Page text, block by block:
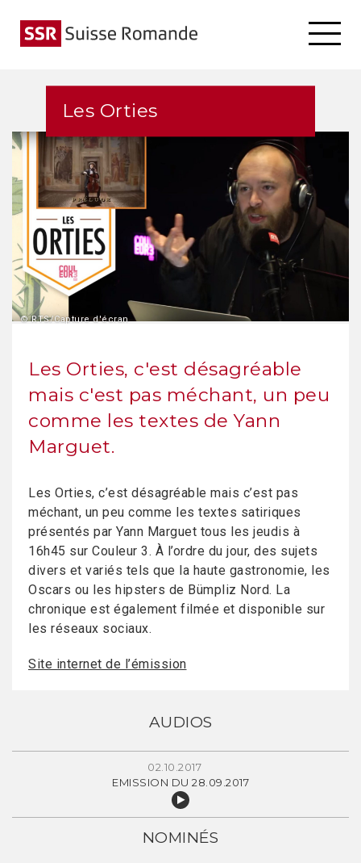
Les Orties
© RTS/Capture d'écran
Les Orties, c'est désagréable
mais c'est pas méchant, un peu
comme les textes de Yann
Marguet.
Les Orties, c’est désagréable mais c’est pas
méchant, un peu comme les textes satiriques
présentés par Yann Marguet tous les jeudis à
16h45 sur Couleur 3. À l’ordre du jour, des sujets
divers et variés tels que la haute gastronomie, les
Oscars ou les hipsters de Bümpliz Nord. La
chronique est également filmée et disponible sur
les réseaux sociaux.
Site internet de l’émission
AUDIOS
02.10.2017
EMISSION DU 28.09.2017
NOMINÉS